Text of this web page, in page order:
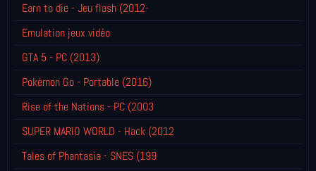
Earn to die - Jeu flash (2012-
Emulation jeux vidéo
GTA 5 - PC (2013)
Pokémon Go - Portable (2016)
Rise of the Nations - PC (2003
SUPER MARIO WORLD - Hack (2012
Tales of Phantasia - SNES (199